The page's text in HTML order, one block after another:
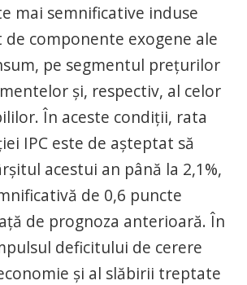
mai semnificative induse
componente exogene ale
pe segmentul preţurilor
şi, respectiv, al celor
În aceste condiţii, rata
IPC este de aşteptat să
acestui an până la 2,1%,
de 0,6 puncte
de prognoza anterioară. În
deficitului de cerere
şi al slăbirii treptate